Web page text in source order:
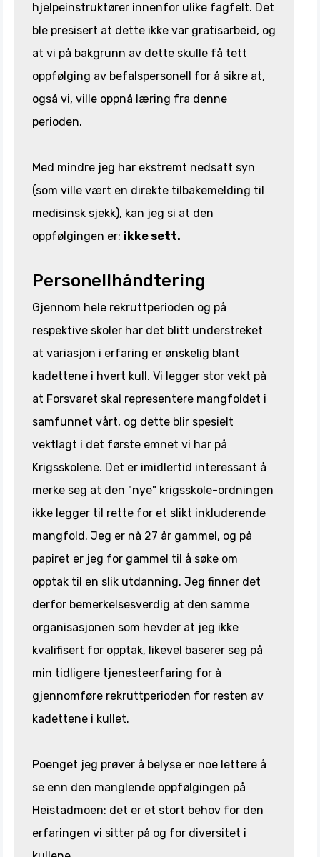
hjelpeinstruktører innenfor ulike fagfelt. Det
ble presisert at dette ikke var gratisarbeid, og
at vi på bakgrunn av dette skulle få tett
oppfølging av befalspersonell for å sikre at,
også vi, ville oppnå læring fra denne
perioden.
Med mindre jeg har ekstremt nedsatt syn
(som ville vært en direkte tilbakemelding til
medisinsk sjekk), kan jeg si at den
oppfølgingen er: ikke sett.
Personellhåndtering
Gjennom hele rekruttperioden og på
respektive skoler har det blitt understreket
at variasjon i erfaring er ønskelig blant
kadettene i hvert kull. Vi legger stor vekt på
at Forsvaret skal representere mangfoldet i
samfunnet vårt, og dette blir spesielt
vektlagt i det første emnet vi har på
Krigsskolene. Det er imidlertid interessant å
merke seg at den "nye" krigsskole-ordningen
ikke legger til rette for et slikt inkluderende
mangfold. Jeg er nå 27 år gammel, og på
papiret er jeg for gammel til å søke om
opptak til en slik utdanning. Jeg finner det
derfor bemerkelsesverdig at den samme
organisasjonen som hevder at jeg ikke
kvalifisert for opptak, likevel baserer seg på
min tidligere tjenesteerfaring for å
gjennomføre rekruttperioden for resten av
kadettene i kullet.
Poenget jeg prøver å belyse er noe lettere å
se enn den manglende oppfølgingen på
Heistadmoen: det er et stort behov for den
erfaringen vi sitter på og for diversitet i